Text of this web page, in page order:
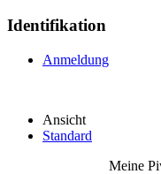
Identifikation
Anmeldung
Ansicht
Standard
Meine